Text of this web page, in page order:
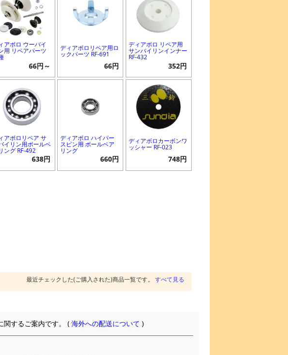
アボロ ウーバイ
用 リペアパーツ
66円～
ディアボロリペア用ロ
ックパーツ RF-691
66円
ディアボロ リペア用
サンバイリンインナー
RF-432
352円
アボロリペア サ
イリン用ボールベ
ング RF-492
638円
ディアボロ ハイパー
スピン用 ボールベア
リング
660円
ディアボロカーボンワ
ッシャー RF-023
748円
最近チェックした(ご購入された)商品一覧です。 すべて見る
関するご案内です。 (海外への配送について )